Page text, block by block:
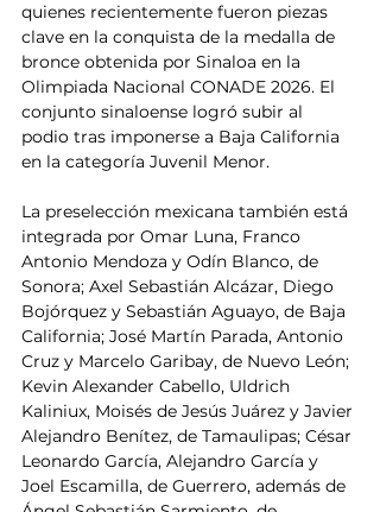
quienes recientemente fueron piezas
clave en la conquista de la medalla de
bronce obtenida por Sinaloa en la
Olimpiada Nacional CONADE 2026. El
conjunto sinaloense logró subir al
podio tras imponerse a Baja California
en la categoría Juvenil Menor.
La preselección mexicana también está
integrada por Omar Luna, Franco
Antonio Mendoza y Odín Blanco, de
Sonora; Axel Sebastián Alcázar, Diego
Bojórquez y Sebastián Aguayo, de Baja
California; José Martín Parada, Antonio
Cruz y Marcelo Garibay, de Nuevo León;
Kevin Alexander Cabello, Uldrich
Kaliniux, Moisés de Jesús Juárez y Javier
Alejandro Benítez, de Tamaulipas; César
Leonardo García, Alejandro García y
Joel Escamilla, de Guerrero, además de